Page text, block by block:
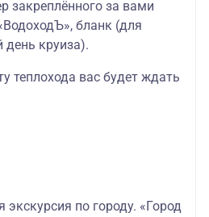
закреплённого за вами
бланк (для
день круиза).
теплохода вас будет ждать
экскурсия по городу. «Город